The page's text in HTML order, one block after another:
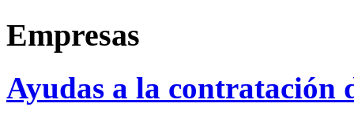
Empresas
Ayudas a la contratación